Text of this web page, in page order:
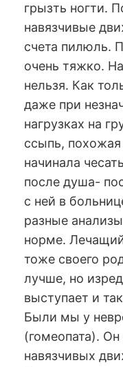
грызть ногти.
навязчивые
счета пилюль.
очень тяжко.
нельзя. Как
даже при
нагрузках на
ссыпь, похожая
начинала
после душа-
с ней в
разные
норме. Лечащий
тоже своего
лучше, но
выступает и
Были мы у
(гомеопата).
навязчивых